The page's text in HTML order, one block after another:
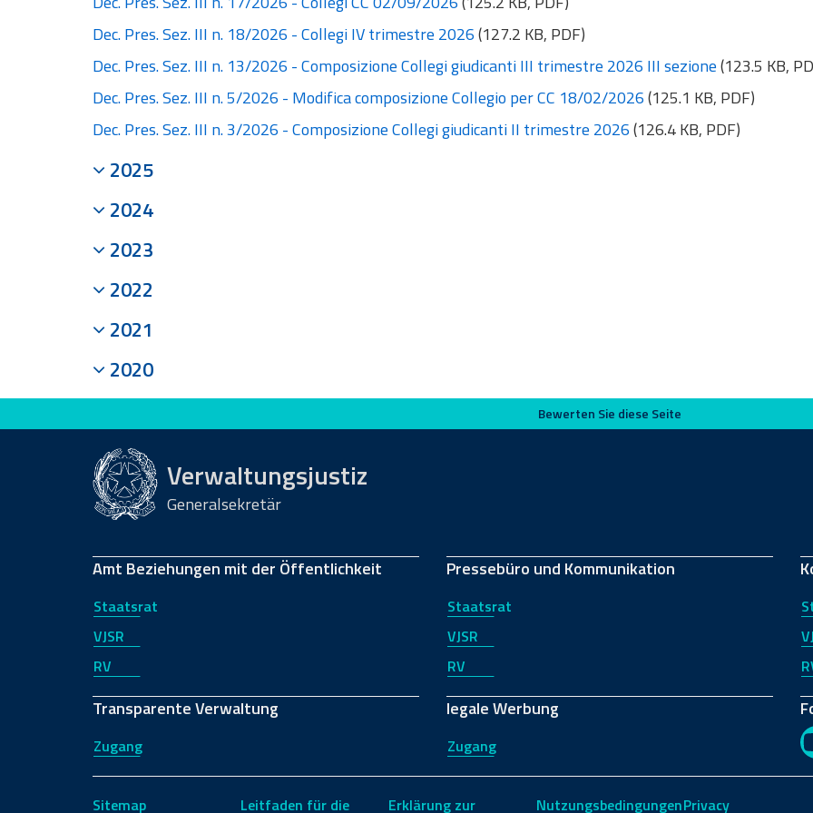
Dec. Pres. Sez. III n. 18/2026 - Collegi IV trimestre 2026(127.2 KB, PDF)
Dec. Pres. Sez. III n. 13/2026 - Composizione Collegi giudicanti III trimestre 2026 III sezione(123.5 KB,
Dec. Pres. Sez. III n. 5/2026 - Modifica composizione Collegio per CC 18/02/2026(125.1 KB, PDF)
Dec. Pres. Sez. III n. 3/2026 - Composizione Collegi giudicanti II trimestre 2026(126.4 KB, PDF)
2025
2024
2023
2022
2021
2020
Bewerten Sie diese Seite Bewerten Sie diese Seite
Verwaltungsjustiz
Generalsekretär
Amt Beziehungen mit der Öffentlichkeit
Staatsrat
VJSR
RV
Transparente Verwaltung
Zugang
Pressebüro und Kommunikation
Staatsrat
VJSR
RV
legale Werbung
Zugang
Sitemap Leitfaden für die Erklärung zur NutzungsbedingungenPrivacy